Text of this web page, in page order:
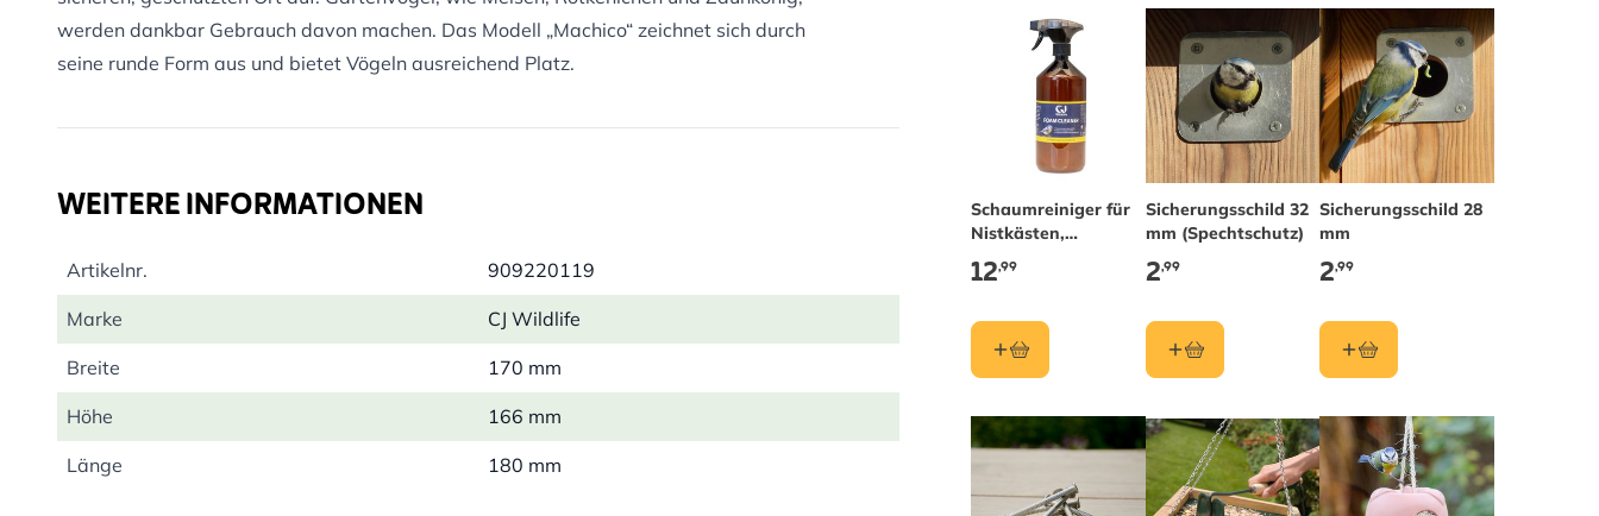
Schaumreiniger für
Nistkästen,
Vogelbäder und
Futterspender
12,99
Sicherungsschild 32
mm (Spechtschutz)
2,99
Sicherungsschild 28
mm
2,99
werden dankbar Gebrauch davon machen. Das Modell „Machico“ zeichnet sich durch
seine runde Form aus und bietet Vögeln ausreichend Platz.
WEITERE INFORMATIONEN
Artikelnr. 909220119
Marke CJ Wildlife
Breite 170 mm
Höhe 166 mm
Länge 180 mm